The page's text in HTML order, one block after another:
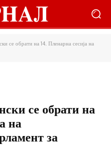
се обрати на 14. Пленарна сесија на
се обрати на
на
за